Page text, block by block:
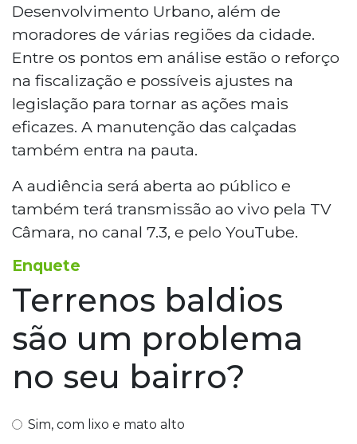
Desenvolvimento Urbano, além de
moradores de várias regiões da cidade.
Entre os pontos em análise estão o reforço
na fiscalização e possíveis ajustes na
legislação para tornar as ações mais
eficazes. A manutenção das calçadas
também entra na pauta.
A audiência será aberta ao público e
também terá transmissão ao vivo pela TV
Câmara, no canal 7.3, e pelo YouTube.
Enquete
Terrenos baldios
são um problema
no seu bairro?
Sim, com lixo e mato alto